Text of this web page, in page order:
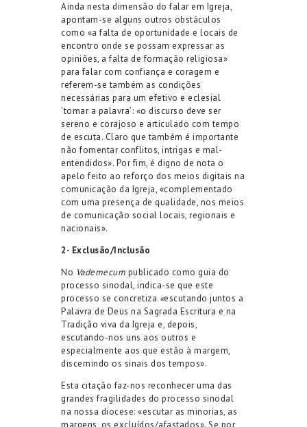
Ainda nesta dimensão do falar em Igreja,
apontam-se alguns outros obstáculos
como «a falta de oportunidade e locais de
encontro onde se possam expressar as
opiniões, a falta de formação religiosa»
para falar com confiança e coragem e
referem-se também as condições
necessárias para um efetivo e eclesial
‘tomar a palavra’: «o discurso deve ser
sereno e corajoso e articulado com tempo
de escuta. Claro que também é importante
não fomentar conflitos, intrigas e mal-
entendidos». Por fim, é digno de nota o
apelo feito ao reforço dos meios digitais na
comunicação da Igreja, «complementado
com uma presença de qualidade, nos meios
de comunicação social locais, regionais e
nacionais».
2- Exclusão/Inclusão
No Vademecum publicado como guia do
processo sinodal, indica-se que este
processo se concretiza «escutando juntos a
Palavra de Deus na Sagrada Escritura e na
Tradição viva da Igreja e, depois,
escutando-nos uns aos outros e
especialmente aos que estão à margem,
discernindo os sinais dos tempos».
Esta citação faz-nos reconhecer uma das
grandes fragilidades do processo sinodal
na nossa diocese: «escutar as minorias, as